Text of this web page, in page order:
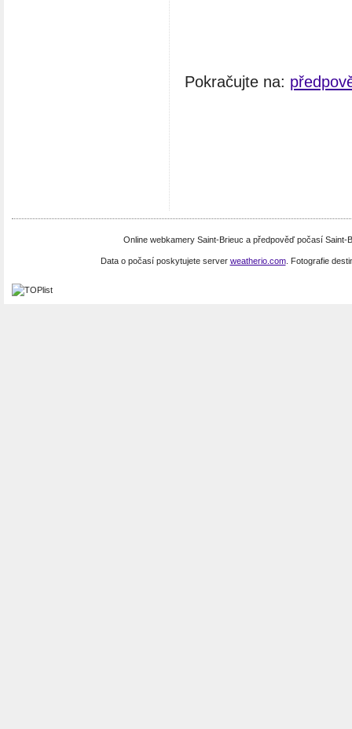
Pokračujte na:
Online webkamery Saint-Brieuc a předpověď počasí
Data o počasí poskytujete server weatherio.com. Fotografie